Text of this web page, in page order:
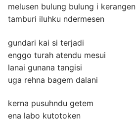
melusen bulung bulung i kerangen
tamburi iluhku ndermesen
gundari kai si terjadi
enggo turah atendu mesui
lanai gunana tangisi
uga rehna bagem dalani
kerna pusuhndu getem
ena labo kutotoken